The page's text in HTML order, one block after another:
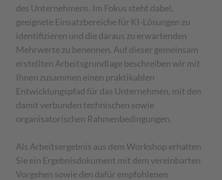
des Unternehmens. Im Fokus steht dabei,
geeignete Einsatzbereiche für KI-Lösungen zu
identifizieren und die daraus zu erwartenden
Mehrwerte zu benennen. Auf dieser gemeinsam
erstellten Arbeitsgrundlage beschreiben wir mit
Ihnen zusammen einen praktikablen
Entwicklungspfad für das Unternehmen, mit den
damit verbunden technischen sowie
organisatorischen Rahmenbedingungen.
Als Arbeitsergebnis aus dem Workshop erhalten
Sie ein Ergebnisdokument mit dem vereinbarten
Vorgehen sowie den dafür empfohlenen